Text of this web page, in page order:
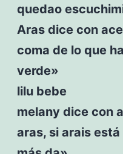
quedao
Aras dice con
coma de lo que
verde»
lilu bebe
melany dice con
aras, si arais